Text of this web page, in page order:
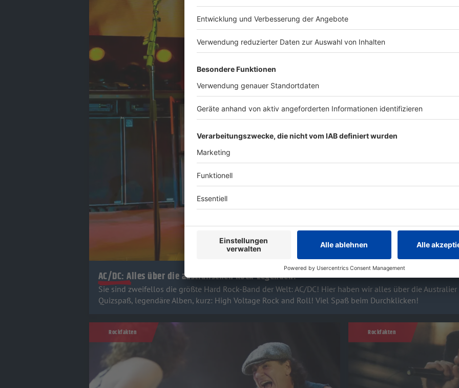
AC/DC: Alles über die australischen Rock-Legenden!
Sie sind zweifellos die größte Hard Rock-Band der Welt: AC/DC! Hier haben wir alles über die
Quizspaß, legendäre Alben, kurz: High Voltage Rock and Roll! Viel Spaß beim Durchklicken!
Rockfakten Rockfakten